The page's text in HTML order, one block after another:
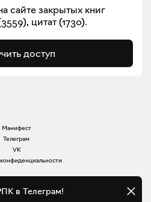
сайте закрытых книг
3559), цитат (1730).
доступ
Манифест
Телеграм
VK
в Телеграм!